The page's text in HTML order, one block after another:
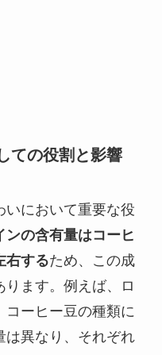
ての役割と影響
いにおいて重要な役
ンの含有量はコーヒ
右するため、この成
ます。例えば、ロ
コーヒー豆の種類に
は異なり、それぞれ